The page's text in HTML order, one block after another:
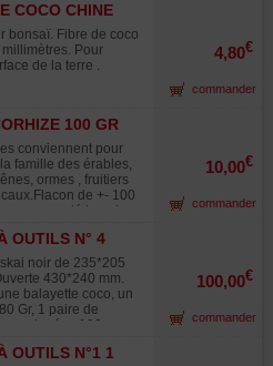
page
COCO CHINE
bonsaï. Fibre de coco
Pour
de la terre .
4,80€
commander
100 GR
conviennent pour
famille des érables,
ormes , fruitiers
de +- 100
lors de
yamadori. Sous forme
lors du
de 1 à 3
au contact des
bonsaïs lors des
les arbres avec
de croissance suite à
d'eau, pourriture
10,00€
commander
OUTILS N° 4
noir de 235*205
430*240 mm.
balayette coco, un
Gr, 1 paire de
poignées 180 mm,
180 mm.. Cette
de ranger au
100,00€
commander
OUTILS N°1 1